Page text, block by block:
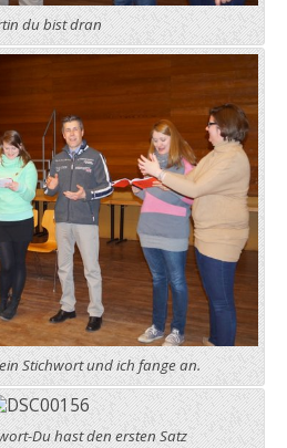
du bist dran
Stichwort und ich fange an.
Du hast den ersten Satz